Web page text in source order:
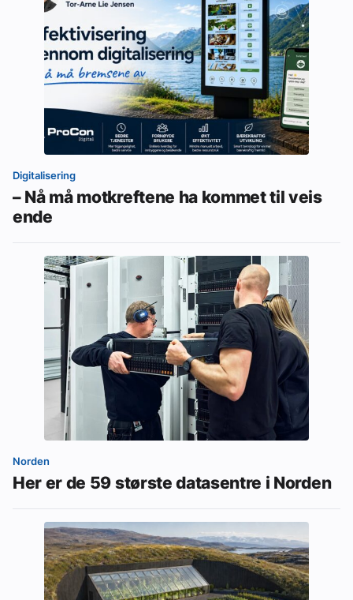
Digitalisering
– Nå må motkreftene ha kommet til veis
ende
Norden
Her er de 59 største datasentre i Norden